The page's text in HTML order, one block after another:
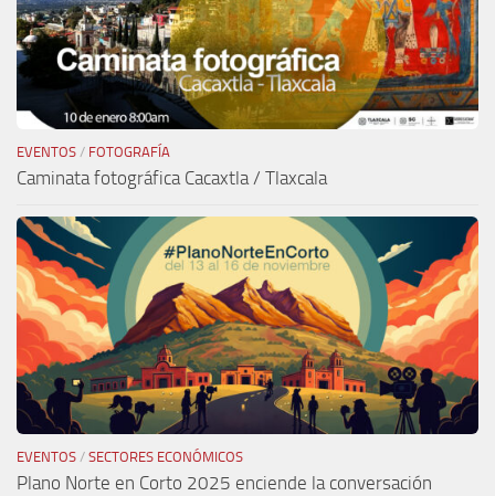
EVENTOS / FOTOGRAFÍA
Caminata fotográfica Cacaxtla / Tlaxcala
EVENTOS / SECTORES ECONÓMICOS
Plano Norte en Corto 2025 enciende la conversación